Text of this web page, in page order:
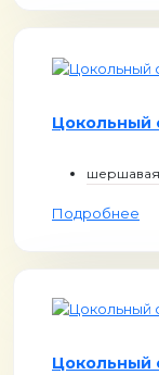
Цокольный
Подробнее
Цокольный